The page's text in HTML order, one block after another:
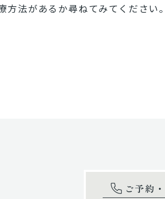
方法があるか尋ねてみてください
ご予約